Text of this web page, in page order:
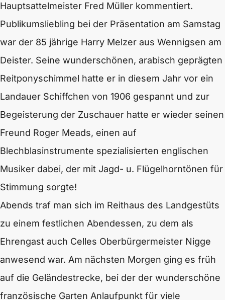
Hauptsattelmeister Fred Müller kommentiert.
Publikumsliebling bei der Präsentation am Samstag
war der 85 jährige Harry Melzer aus Wennigsen am
Deister. Seine wunderschönen, arabisch geprägten
Reitponyschimmel hatte er in diesem Jahr vor ein
Landauer Schiffchen von 1906 gespannt und zur
Begeisterung der Zuschauer hatte er wieder seinen
Freund Roger Meads, einen auf
Blechblasinstrumente spezialisierten englischen
Musiker dabei, der mit Jagd- u. Flügelhorntönen für
Stimmung sorgte!
Abends traf man sich im Reithaus des Landgestüts
zu einem festlichen Abendessen, zu dem als
Ehrengast auch Celles Oberbürgermeister Nigge
anwesend war. Am nächsten Morgen ging es früh
auf die Geländestrecke, bei der der wunderschöne
französische Garten Anlaufpunkt für viele